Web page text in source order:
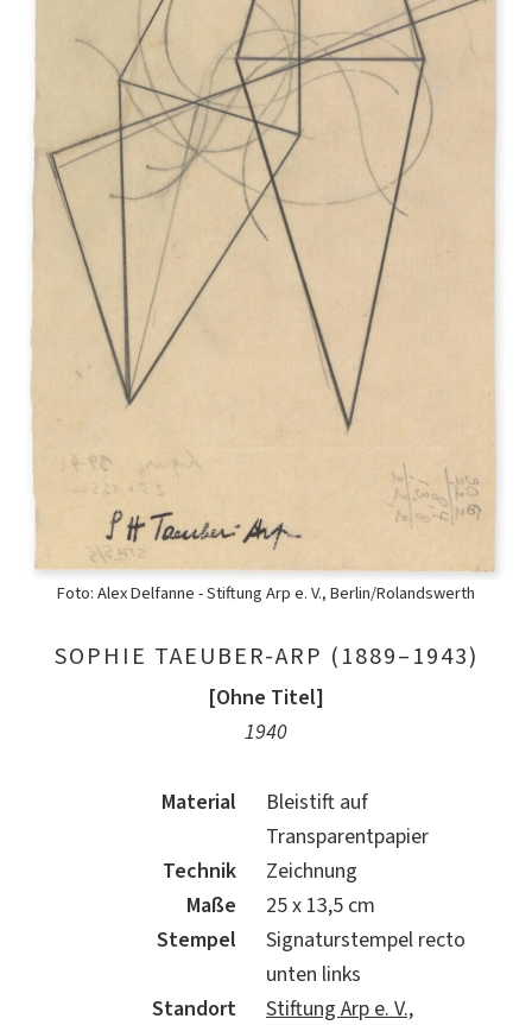
Foto: Alex Delfanne - Stiftung Arp e. V., Berlin/Rolandswerth
SOPHIE TAEUBER-ARP (1889–1943)
[Ohne Titel]
1940
Material
Bleistift auf
Transparentpapier
Technik
Zeichnung
Maße
25 x 13,5 cm
Stempel
Signaturstempel recto
unten links
Standort
Stiftung Arp e. V.,